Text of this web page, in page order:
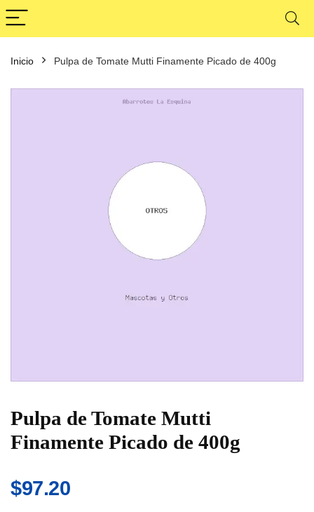
Inicio Pulpa de Tomate Mutti Finamente Picado de 400g
Pulpa de Tomate Mutti
Finamente Picado de 400g
$97.20